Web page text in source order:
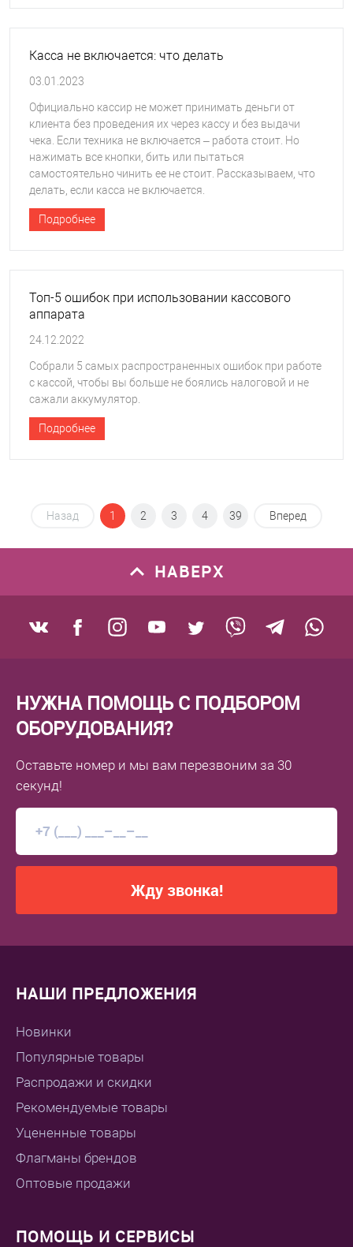
Касса не включается: что делать
03.01.2023
Официально кассир не может принимать деньги от
клиента без проведения их через кассу и без выдачи
чека. Если техника не включается – работа стоит. Но
нажимать все кнопки, бить или пытаться
самостоятельно чинить ее не стоит. Рассказываем, что
делать, если касса не включается.
Подробнее
Топ-5 ошибок при использовании кассового
аппарата
24.12.2022
Собрали 5 самых распространенных ошибок при работе
с кассой, чтобы вы больше не боялись налоговой и не
сажали аккумулятор.
Подробнее
Назад 1 2 3 4 39 Вперед
НАВЕРХ
НУЖНА ПОМОЩЬ С ПОДБОРОМ
ОБОРУДОВАНИЯ?
Оставьте номер и мы вам перезвоним за 30
секунд!
Жду звонка!
НАШИ ПРЕДЛОЖЕНИЯ
Новинки
Популярные товары
Распродажи и скидки
Рекомендуемые товары
Уцененные товары
Флагманы брендов
Оптовые продажи
ПОМОЩЬ И СЕРВИСЫ